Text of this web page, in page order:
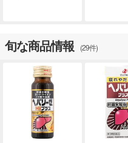
旬な商品情報 (29件)